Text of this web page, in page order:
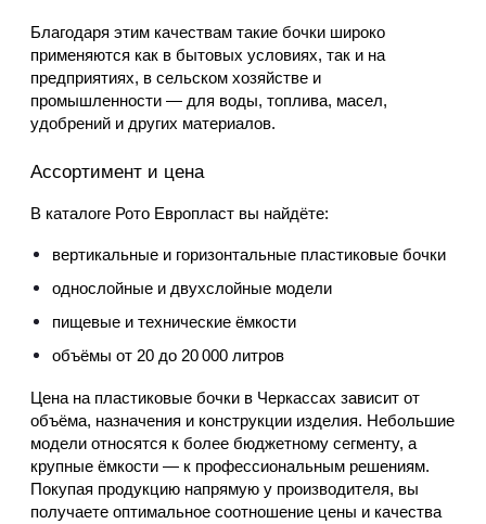
Благодаря этим качествам такие бочки широко
применяются как в бытовых условиях, так и на
предприятиях, в сельском хозяйстве и
промышленности — для воды, топлива, масел,
удобрений и других материалов.
Ассортимент и цена
В каталоге Рото Европласт вы найдёте:
вертикальные и горизонтальные пластиковые бочки
однослойные и двухслойные модели
пищевые и технические ёмкости
объёмы от 20 до 20 000 литров
Цена на пластиковые бочки в Черкассах зависит от
объёма, назначения и конструкции изделия. Небольшие
модели относятся к более бюджетному сегменту, а
крупные ёмкости — к профессиональным решениям.
Покупая продукцию напрямую у производителя, вы
получаете оптимальное соотношение цены и качества